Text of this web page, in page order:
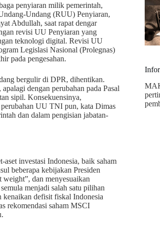
penyiaran milik pemerintah,
Undang (RUU) Penyiaran,
Abdullah, saat rapat dengar
revisi UU Penyiaran yang
teknologi digital. Revisi UU
Legislasi Nasional (Prolegnas)
pada pengesahan.
bergulir di DPR, dihentikan.
dengan perubahan pada Pasal
sipil. Konsekuensinya,
UU TNI pun, kata Dimas
dan dalam pengisian jabatan-
investasi Indonesia, baik saham
beberapa kebijakan Presiden
dan menyesuaikan
menjadi salah satu pilihan
kenaikan defisit fiskal Indonesia
rekomendasi saham MSCI